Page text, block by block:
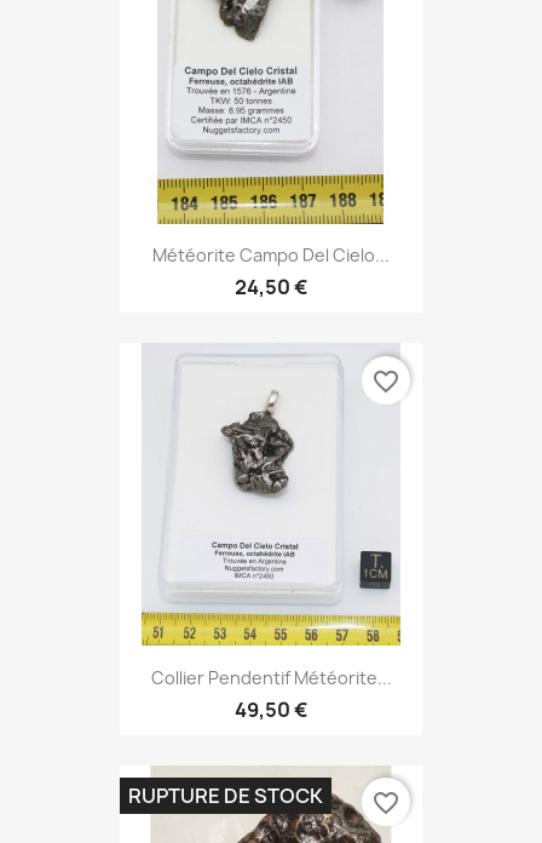
Météorite Campo Del Cielo...
24,50 €
Collier Pendentif Météorite...
49,50 €
favorite_border
RUPTURE DE STOCK favorite_border